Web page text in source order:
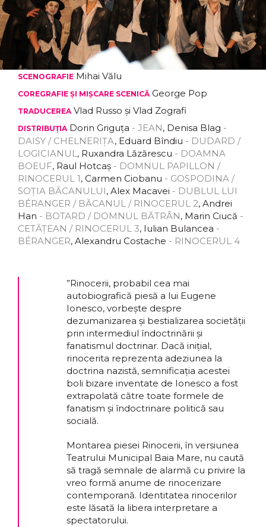
SCENOGRAFIE Mihai Vălu
COREGRAFIE ȘI MIȘCARE SCENICĂGeorge Pop
TRADUCEREAVlad Russo și Vlad Zografi
DISTRIBUȚIADorin Griguța - JEAN, Denisa Blag -
DAISY / CHELNERIȚA, Eduard Bîndiu - DUDARD /
LOGICIANUL, Ruxandra Lăzărescu - DOAMNA
BOEUF, Raul Hotcaș - DOMNUL PAPILLON /
RINOCERUL 1, Carmen Ciobanu - GOSPODINA /
SOȚIA BĂCANULUI, Alex Macavei - DUBLUL LUI
BÉRANGER / BĂCANUL / RINOCERUL 2, Andrei
Han - BOTARD / DOMNUL BĂTRÂN, Marin Ciucă -
CETĂȚEAN / RINOCERUL 3, Iulian Bulancea -
BÉRANGER, Alexandru Costache - RINOCERUL 4
”Rinocerii, probabil cea mai
autobiografică piesă a lui Eugene
Ionesco, vorbește despre
dezumanizarea și bestializarea societății
prin intermediul îndoctrinării și
fanatismul doctrinar. Dacă inițial,
rinocerita reprezenta adeziunea la
doctrina nazistă, semnificația acestei
boli bizare inventate de Ionesco a fost
extrapolată către toate formele de
fanatism și îndoctrinare politică sau
socială.
Montarea piesei Rinocerii, în versiunea
Teatrului Municipal Baia Mare, nu caută
să tragă semnale de alarmă cu privire la
vreo formă anume de rinocerizare
contemporană. Identitatea rinocerilor
este lăsată la libera interpretare a
spectatorului.